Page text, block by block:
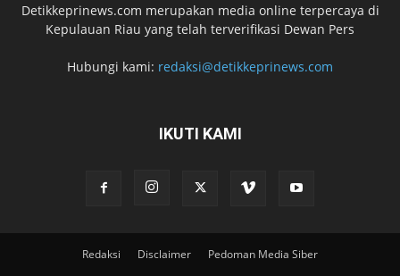
Detikkeprinews.com merupakan media online terpercaya di
Kepulauan Riau yang telah terverifikasi Dewan Pers
Hubungi kami: redaksi@detikkeprinews.com
IKUTI KAMI
Redaksi Disclaimer Pedoman Media Siber